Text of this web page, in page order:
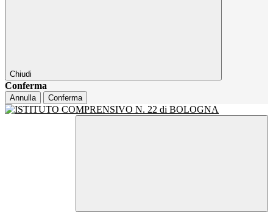
Chiudi
Conferma
Annulla Conferma